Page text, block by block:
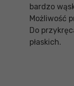
bardzo
Możliwość
Do
płaskich.